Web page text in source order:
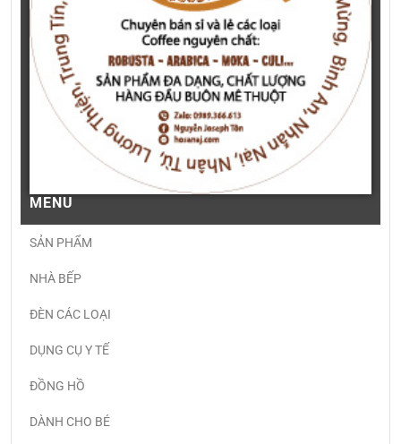
MENU
SẢN PHẨM
NHÀ BẾP
ĐÈN CÁC LOẠI
DỤNG CỤ Y TẾ
ĐỒNG HỒ
DÀNH CHO BÉ